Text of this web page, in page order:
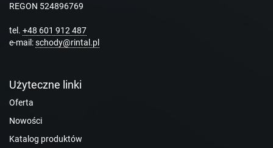
REGON 524896769
tel. +48 601 912 487
e-mail:schody@rintal.pl
Użyteczne linki
Oferta
Nowości
Katalog produktów